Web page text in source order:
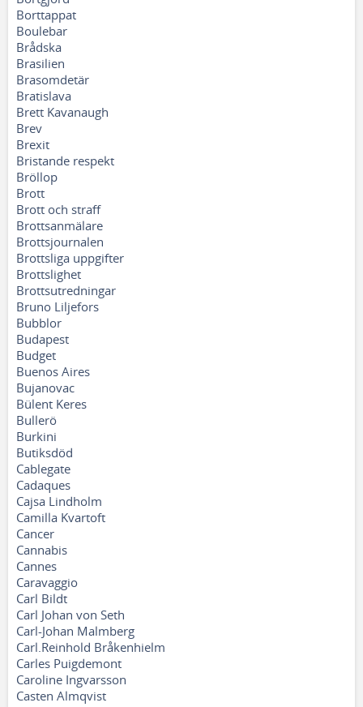
Borttappat
Boulebar
Brådska
Brasilien
Brasomdetär
Bratislava
Brett Kavanaugh
Brev
Brexit
Bristande respekt
Bröllop
Brott
Brott och straff
Brottsanmälare
Brottsjournalen
Brottsliga uppgifter
Brottslighet
Brottsutredningar
Bruno Liljefors
Bubblor
Budapest
Budget
Buenos Aires
Bujanovac
Bülent Keres
Bullerö
Burkini
Butiksdöd
Cablegate
Cadaques
Cajsa Lindholm
Camilla Kvartoft
Cancer
Cannabis
Cannes
Caravaggio
Carl Bildt
Carl Johan von Seth
Carl-Johan Malmberg
Carl.Reinhold Bråkenhielm
Carles Puigdemont
Caroline Ingvarsson
Casten Almqvist